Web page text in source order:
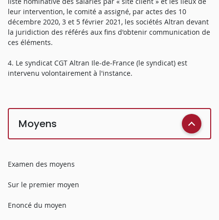
leur intervention, le comité a assigné, par actes des 10
décembre 2020, 3 et 5 février 2021, les sociétés Altran devant
la juridiction des référés aux fins d'obtenir communication de
ces éléments.
4. Le syndicat CGT Altran Ile-de-France (le syndicat) est
intervenu volontairement à l'instance.
Moyens
Examen des moyens
Sur le premier moyen
Enoncé du moyen